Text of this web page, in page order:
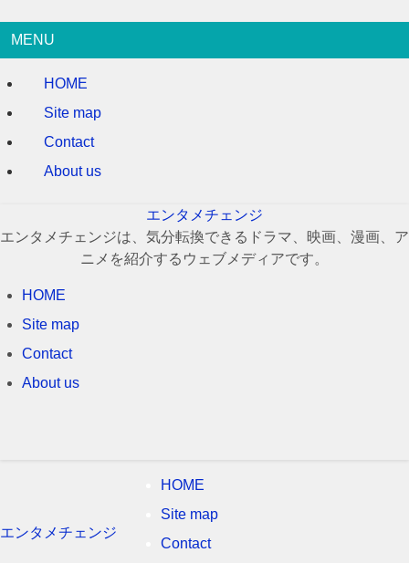
MENU
HOME
Site map
Contact
About us
エンタメチェンジ
エンタメチェンジは、気分転換できるドラマ、映画、漫画、ア
ニメを紹介するウェブメディアです。
HOME
Site map
Contact
About us
エンタメチェンジ
HOME
Site map
Contact